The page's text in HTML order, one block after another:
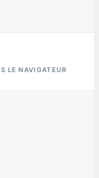
LE NAVIGATEUR